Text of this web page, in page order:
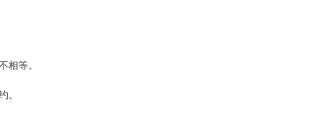
相等。
。